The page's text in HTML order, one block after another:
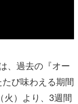
、過去の『オー
び味わえる期間
火）より、3週間